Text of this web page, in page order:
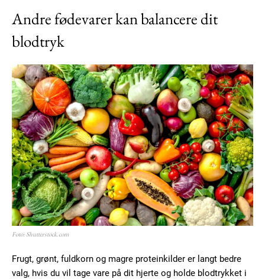
Orci varius natoque dolor
Member full access
100DKK / year
Etiam est nibh, lobortis sit
Praesent euismod ac
Ut mollis pellentesque tortor
Donec quis est ac felis
Andre fødevarer kan balancere dit
blodtryk
Foto: Shutterstock.com
Frugt, grønt, fuldkorn og magre proteinkilder er langt bedre
valg, hvis du vil tage vare på dit hjerte og holde blodtrykket i